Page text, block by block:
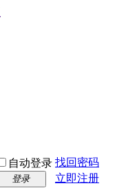
自动登录 找回密码
登录 立即注册